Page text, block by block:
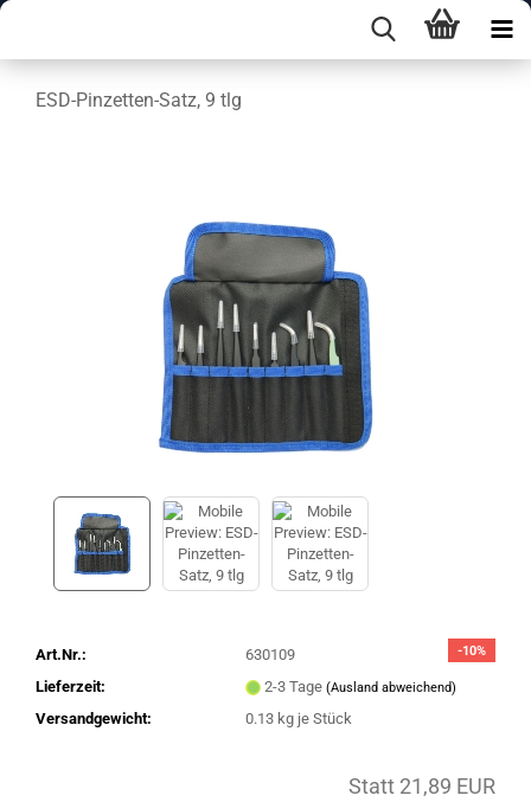
ESD-Pinzetten-Satz, 9 tlg
-10%
Art.Nr.:
630109
Lieferzeit:
2-3 Tage (Ausland abweichend)
Versandgewicht: 0.13kg je Stück
Statt 21,89 EUR